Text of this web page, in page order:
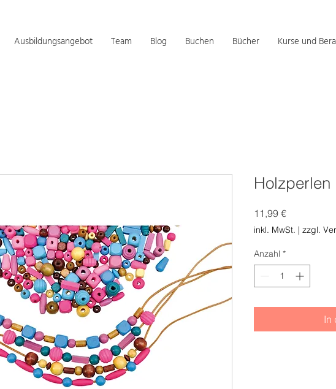
Ausbildungsangebot Team Blog Buchen Bücher Kurse und
Holzperlen
11,99 €Preis
inkl. MwSt. | zzgl.
Anzahl *
In